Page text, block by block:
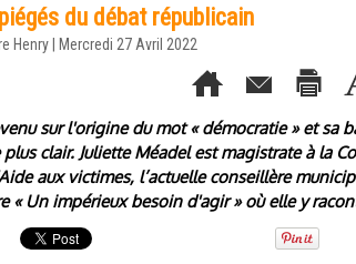
du débat républicain
Henry | Mercredi 27 Avril 2022
sur l'origine du mot « démocratie » et sa
clair. Juliette Méadel est magistrate à la
aux victimes, l’actuelle conseillère
« Un impérieux besoin d'agir » où elle y